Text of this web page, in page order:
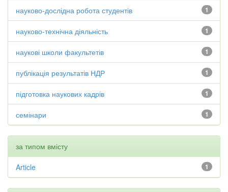
1
науково-дослідна робота студентів
1
науково-технічна діяльність
1
наукові школи факультетів
1
публікація результатів НДР
1
підготовка наукових кадрів
1
семінари
за типом вмісту
1
Article